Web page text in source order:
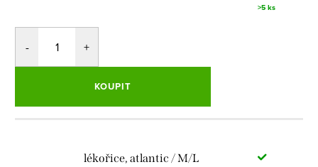
>5 ks
KOUPIT
lékořice, atlantic / M/L